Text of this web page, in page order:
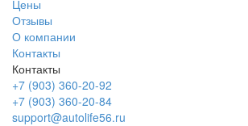
Цены
Отзывы
О компании
Контакты
Контакты
+7 (903) 360-20-92
+7 (903) 360-20-84
support@autolife56.ru